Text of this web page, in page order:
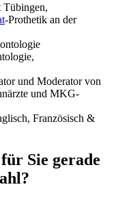
Tübingen,
-Prothetik an der
und Moderator von
und MKG-
Französisch &
Sie gerade